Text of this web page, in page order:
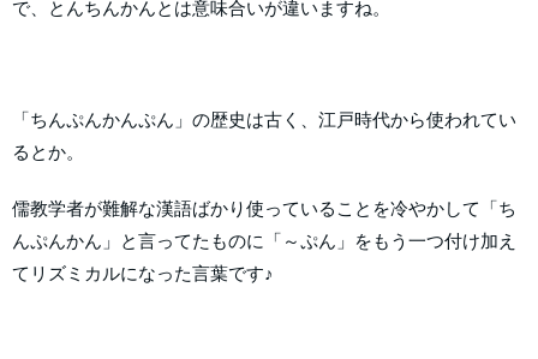
で、とんちんかんとは意味合いが違いますね。
「ちんぷんかんぷん」の歴史は古く、江戸時代から使われてい
るとか。
儒教学者が難解な漢語ばかり使っていることを冷やかして「ち
んぷんかん」と言ってたものに「～ぷん」をもう一つ付け加え
てリズミカルになった言葉です♪